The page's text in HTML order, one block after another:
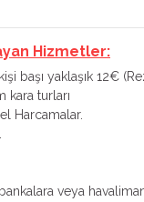
Hizmetler:
başı yaklaşık 12€
turları
Harcamalar.
veya